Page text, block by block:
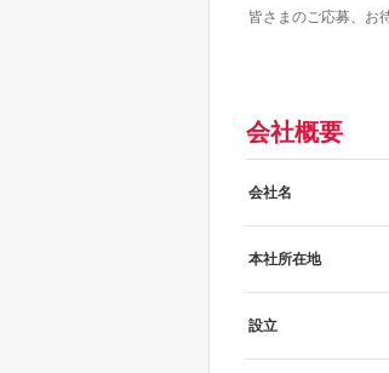
皆さまのご応募、お
会社概要
会社名
本社所在地
設立